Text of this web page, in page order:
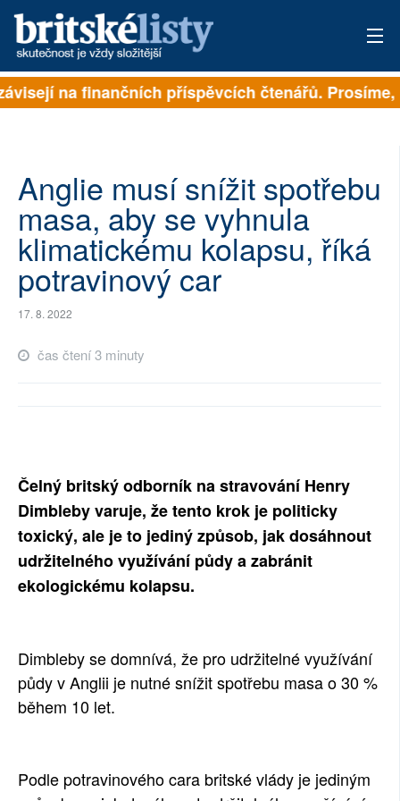
PŘIHLÁSIT
ARCHIV
ROZHOVORY
TÉMATA
NEJČTENĚJŠÍ ZA 7 DNÍ
PLNÁ VERZE STRÁNEK
na finančních příspěvcích čtenářů. Prosíme,
Anglie musí snížit spotřebu
masa, aby se vyhnula
klimatickému kolapsu, říká
potravinový car
17. 8. 2022
čas čtení 3 minuty
Čelný britský odborník na stravování Henry
Dimbleby varuje, že tento krok je politicky
toxický, ale je to jediný způsob, jak dosáhnout
udržitelného využívání půdy a zabránit
ekologickému kolapsu.
Dimbleby se domnívá, že pro udržitelné využívání
půdy v Anglii je nutné snížit spotřebu masa o 30 %
během 10 let.
Podle potravinového cara britské vlády je jediným